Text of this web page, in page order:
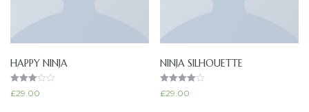
HAPPY NINJA
Hodnoc
ení
£29.00
NINJA SILHOUETTE
Hodnocen
í
£29.00